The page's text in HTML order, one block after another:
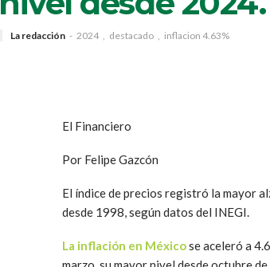
La redacción 2024 destacado inflacion 4.63%
El Financiero
Por Felipe Gazcón
El índice de precios registró la mayor
desde 1998, según datos del INEGI.
La inflación en Méxicose aceleró a